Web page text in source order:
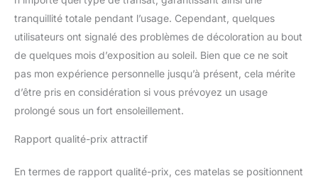
beaux jours EXCELLENT
MAINTIEN EN PLACE :
Coussins pour chaise
longue équipés de
cordons d'attache sur
haut et en bas pour
permettre de bien
matelas FACILE À
simple chiffon humide,
tranquillité totale pendant l’usage. Cependant, quelques
utilisateurs ont signalé des problèmes de décoloration au bout
de quelques mois d’exposition au soleil. Bien que ce ne soit
pas mon expérience personnelle jusqu’à présent, cela mérite
d’être pris en considération si vous prévoyez un usage
prolongé sous un fort ensoleillement.
Rapport qualité-prix attractif
En termes de rapport qualité-prix, ces matelas se positionnent